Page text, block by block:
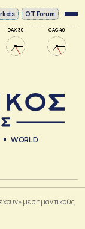
DAX 30 CAC 40
OT Forum
WORLD
με σημαντικούς